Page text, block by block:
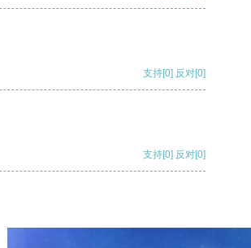
支持[0] 反对[0]
支持[0] 反对[0]